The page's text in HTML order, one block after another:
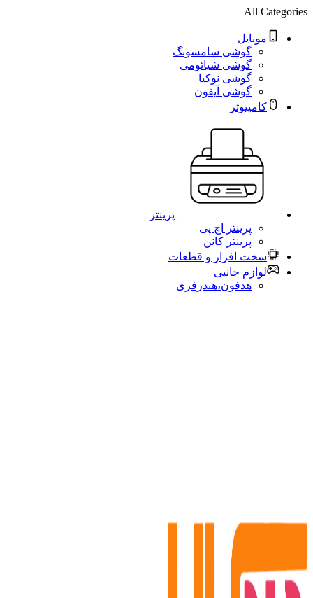
All Categories
موبایل
گوشی سامسونگ
گوشی شیائومی
گوشی نوکیا
گوشی آیفون
کامپیوتر
پرینتر
پرینتر اچ پی
پرینتر کانن
سخت افزار و قطعات
لوازم جانبی
هدفون،هندزفری